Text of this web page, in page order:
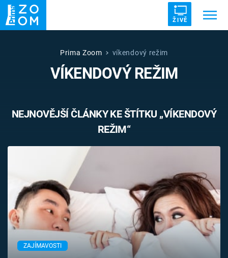
ŽIVĚ
ZRÁDCI UFO DRUHÁ SVĚTOVÁ VÁLKA
VETŘELCI DÁVNOVĚKU
Pořady
TV Program
Časopis
Prima Zoom víkendový režim
VÍKENDOVÝ REŽIM
NEJNOVĚJŠÍ ČLÁNKY KE ŠTÍTKU „VÍKENDOVÝ
REŽIM“
ZAJÍMAVOSTI